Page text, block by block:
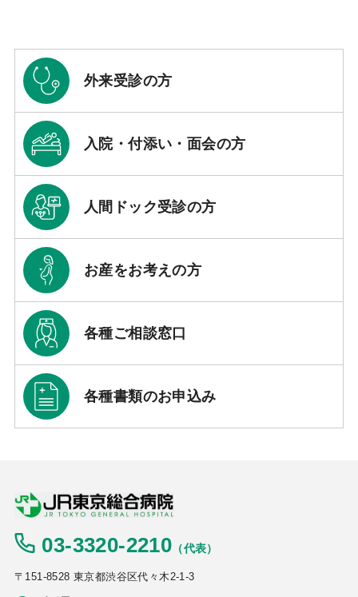
外来受診の方
入院・付添い・面会の方
人間ドック受診の方
お産をお考えの方
各種ご相談窓口
各種書類のお申込み
03-3320-2210 （代表）
〒151-8528 東京都渋谷区代々木2-1-3